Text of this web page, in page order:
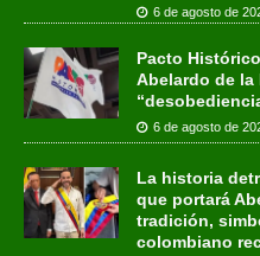
6 de agosto de
Pacto
Abelardo de la
6 de agosto de
La historia
que portará
tradición,
colombiano